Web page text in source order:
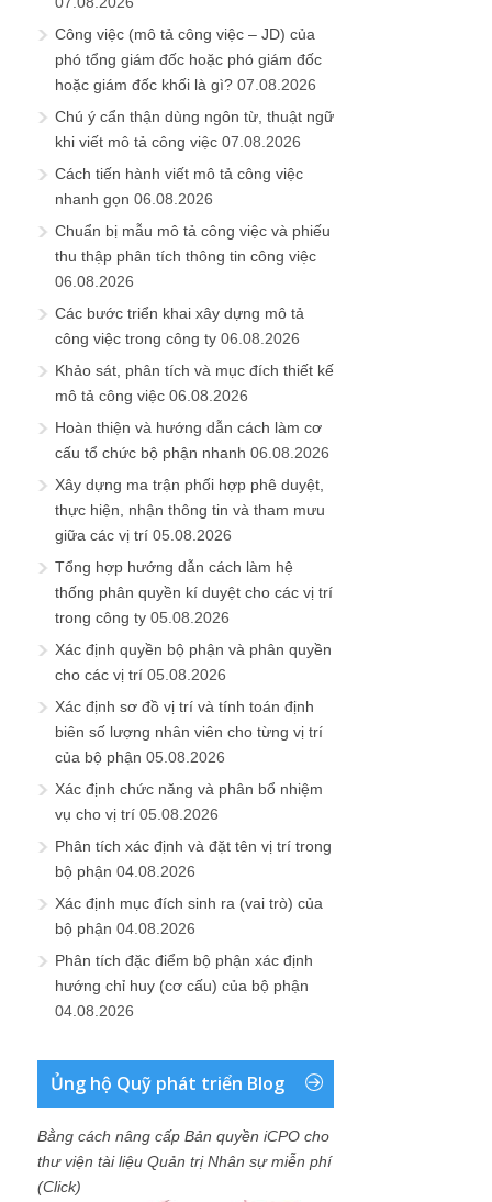
Công việc (mô tả công việc – JD) của
phó tổng giám đốc hoặc phó giám đốc
hoặc giám đốc khối là gì? 07.08.2026
Chú ý cẩn thận dùng ngôn từ, thuật ngữ
khi viết mô tả công việc 07.08.2026
Cách tiến hành viết mô tả công việc
nhanh gọn 06.08.2026
Chuẩn bị mẫu mô tả công việc và phiếu
thu thập phân tích thông tin công việc
06.08.2026
Các bước triển khai xây dựng mô tả
công việc trong công ty 06.08.2026
Khảo sát, phân tích và mục đích thiết kế
mô tả công việc 06.08.2026
Hoàn thiện và hướng dẫn cách làm cơ
cấu tổ chức bộ phận nhanh 06.08.2026
Xây dựng ma trận phối hợp phê duyệt,
thực hiện, nhận thông tin và tham mưu
giữa các vị trí 05.08.2026
Tổng hợp hướng dẫn cách làm hệ
thống phân quyền kí duyệt cho các vị trí
trong công ty 05.08.2026
Xác định quyền bộ phận và phân quyền
cho các vị trí 05.08.2026
Xác định sơ đồ vị trí và tính toán định
biên số lượng nhân viên cho từng vị trí
của bộ phận 05.08.2026
Xác định chức năng và phân bổ nhiệm
vụ cho vị trí 05.08.2026
Phân tích xác định và đặt tên vị trí trong
bộ phận 04.08.2026
Xác định mục đích sinh ra (vai trò) của
bộ phận 04.08.2026
Phân tích đặc điểm bộ phận xác định
hướng chỉ huy (cơ cấu) của bộ phận
04.08.2026
Ủng hộ Quỹ phát triển Blog
Bằng cách nâng cấp Bản quyền iCPO cho
thư viện tài liệu Quản trị Nhân sự miễn phí
(Click)